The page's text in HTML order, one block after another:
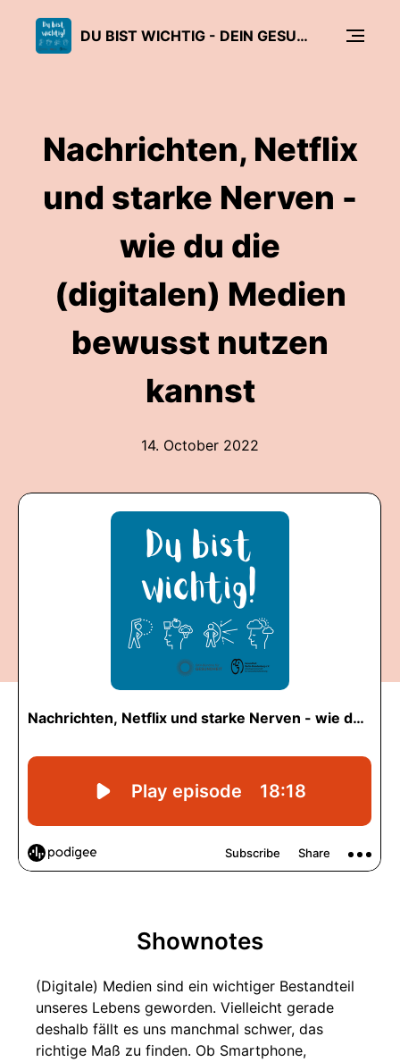
DU BIST WICHTIG - DEIN GESUNDHEITSPODCAST
Nachrichten, Netflix
und starke Nerven -
wie du die
(digitalen) Medien
bewusst nutzen
kannst
14. October 2022
Shownotes
(Digitale) Medien sind ein wichtiger Bestandteil
unseres Lebens geworden. Vielleicht gerade
deshalb fällt es uns manchmal schwer, das
richtige Maß zu finden. Ob Smartphone,